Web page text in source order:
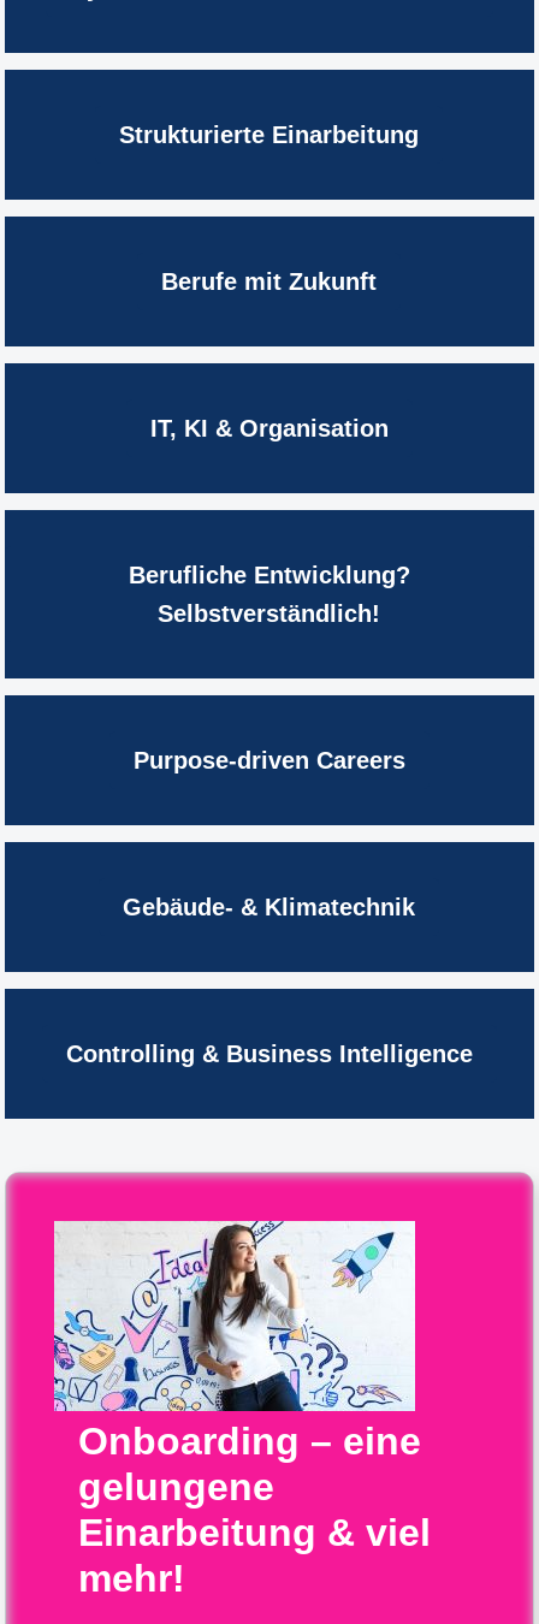
Strukturierte Einarbeitung
Berufe mit Zukunft
IT, KI & Organisation
Berufliche Entwicklung?
Selbstverständlich!
Purpose-driven Careers
Gebäude- & Klimatechnik
Controlling & Business Intelligence
Onboarding – eine
gelungene
Einarbeitung & viel
mehr!